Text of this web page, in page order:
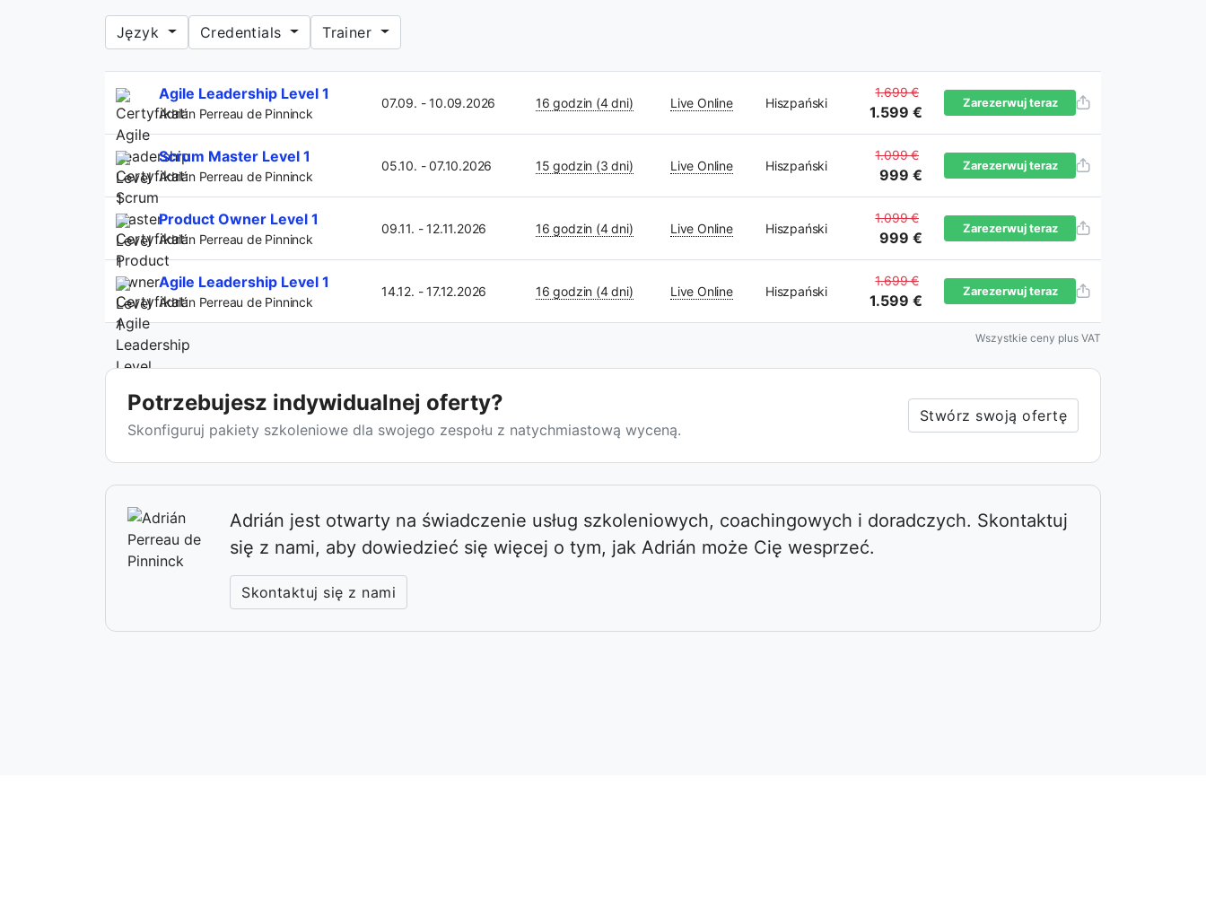
Język Credentials Trainer
Agile Leadership Level 1
Adrián Perreau de Pinninck
07.09. - 10.09.2026 16 godzin (4 dni) Live Online Hiszpański
1.699 €
1.599 €
Zarezerwuj teraz
Scrum Master Level 1
Adrián Perreau de Pinninck
05.10. - 07.10.2026 15 godzin (3 dni) Live Online Hiszpański
1.099 €
999 €
Zarezerwuj teraz
Product Owner Level 1
Adrián Perreau de Pinninck
09.11. - 12.11.2026 16 godzin (4 dni) Live Online Hiszpański
1.099 €
999 €
Zarezerwuj teraz
Agile Leadership Level 1
Adrián Perreau de Pinninck
14.12. - 17.12.2026 16 godzin (4 dni) Live Online Hiszpański
1.699 €
1.599 €
Zarezerwuj teraz
Wszystkie ceny plus VAT
Potrzebujesz indywidualnej oferty?
Skonfiguruj pakiety szkoleniowe dla swojego zespołu z natychmiastową wyceną.
Stwórz swoją ofertę
Adrián jest otwarty na świadczenie usług szkoleniowych, coachingowych i doradczych. Skontaktuj
się z nami, aby dowiedzieć się więcej o tym, jak Adrián może Cię wesprzeć.
Skontaktuj się z nami